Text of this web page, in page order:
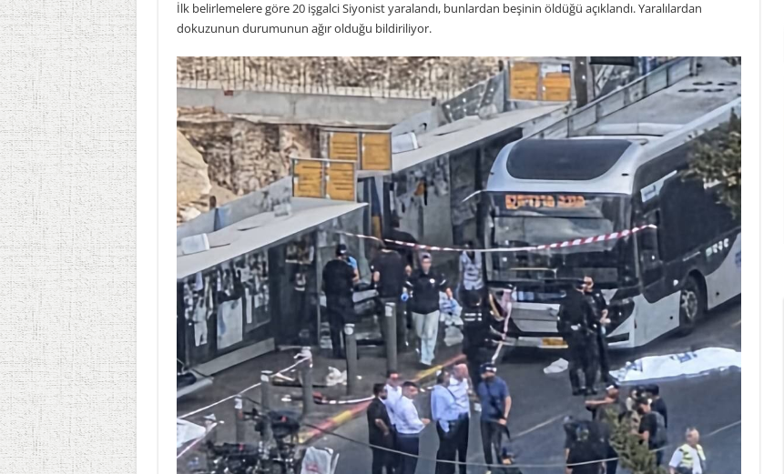
İlk belirlemelere göre 20 işgalci Siyonist yaralandı, bunlardan beşinin öldüğü açıklandı. Yaralılardan
dokuzunun durumunun ağır olduğu bildiriliyor.